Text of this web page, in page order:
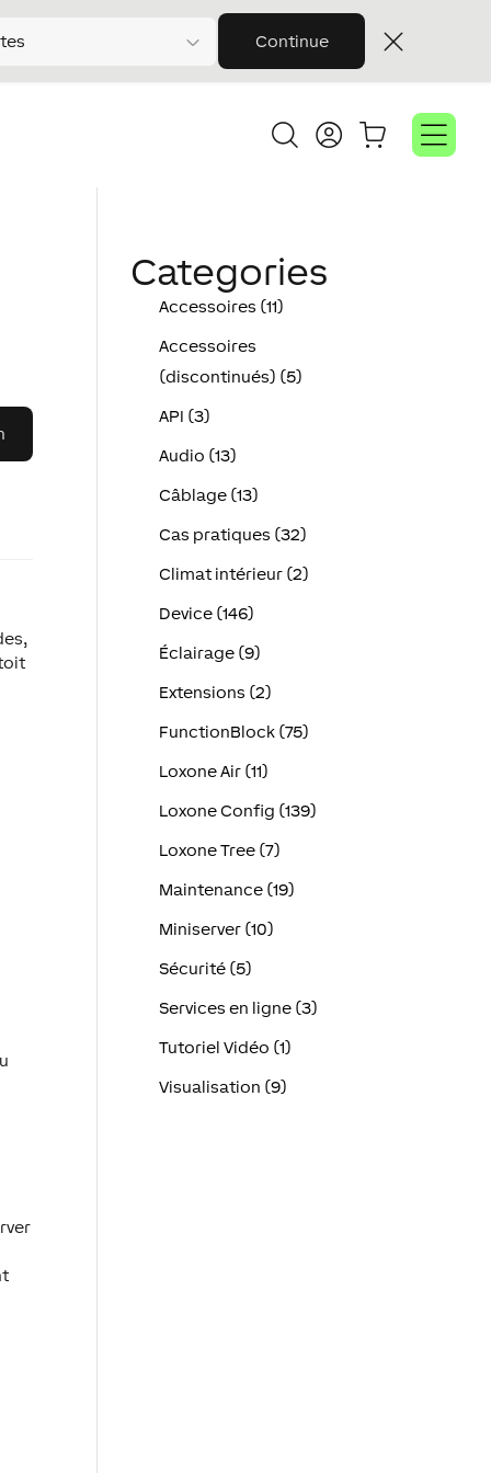
Continue
Categories
Accessoires (11)
Accessoires
(discontinués) (5)
API (3)
Audio (13)
Câblage (13)
Cas pratiques (32)
Climat intérieur (2)
Device (146)
Éclairage (9)
Extensions (2)
FunctionBlock (75)
Loxone Air (11)
Loxone Config (139)
Loxone Tree (7)
Maintenance (19)
Miniserver (10)
Sécurité (5)
Services en ligne (3)
Tutoriel Vidéo (1)
Visualisation (9)